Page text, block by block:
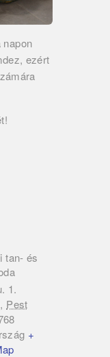
ezért
tan- és
1.
, Pest
+